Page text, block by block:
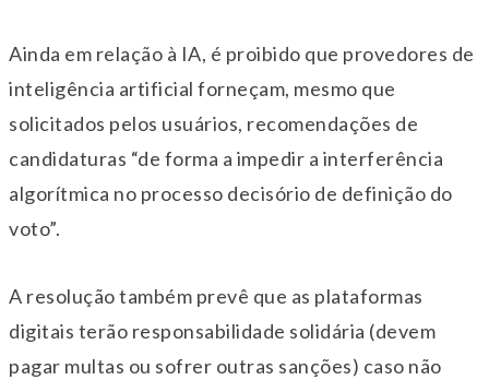
Ainda em relação à IA, é proibido que provedores de
inteligência artificial forneçam, mesmo que
solicitados pelos usuários, recomendações de
candidaturas “de forma a impedir a interferência
algorítmica no processo decisório de definição do
voto”.
A resolução também prevê que as plataformas
digitais terão responsabilidade solidária (devem
pagar multas ou sofrer outras sanções) caso não